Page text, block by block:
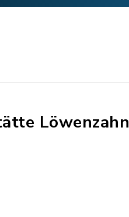
Löwenzahn